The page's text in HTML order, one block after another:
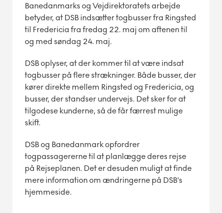
Banedanmarks og Vejdirektoratets arbejde
betyder, at DSB indsætter togbusser fra Ringsted
til Fredericia fra fredag 22. maj om aftenen til
og med søndag 24. maj.
DSB oplyser, at der kommer til at være indsat
togbusser på flere strækninger. Både busser, der
kører direkte mellem Ringsted og Fredericia, og
busser, der standser undervejs. Det sker for at
tilgodese kunderne, så de får færrest mulige
skift.
DSB og Banedanmark opfordrer
togpassagererne til at planlægge deres rejse
på Rejseplanen. Det er desuden muligt at finde
mere information om ændringerne på DSB’s
hjemmeside.